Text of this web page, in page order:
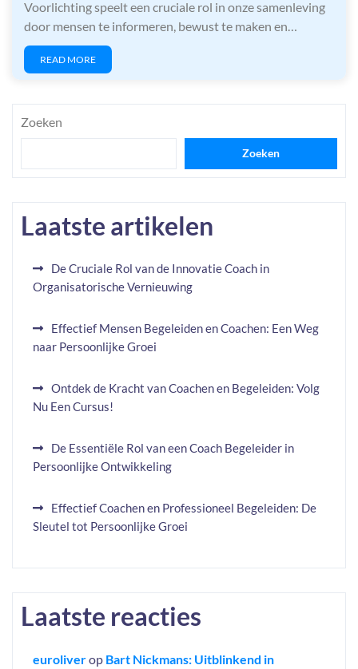
Voorlichting speelt een cruciale rol in onze samenleving
door mensen te informeren, bewust te maken en…
READ MORE
Zoeken
Zoeken
Laatste artikelen
De Cruciale Rol van de Innovatie Coach in
Organisatorische Vernieuwing
Effectief Mensen Begeleiden en Coachen: Een Weg
naar Persoonlijke Groei
Ontdek de Kracht van Coachen en Begeleiden: Volg
Nu Een Cursus!
De Essentiële Rol van een Coach Begeleider in
Persoonlijke Ontwikkeling
Effectief Coachen en Professioneel Begeleiden: De
Sleutel tot Persoonlijke Groei
Laatste reacties
euroliverop Bart Nickmans: Uitblinkend in